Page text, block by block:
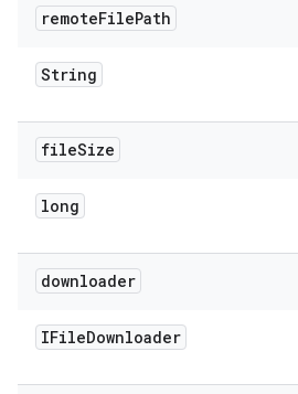
remoteFilePath
String
fileSize
long
downloader
IFileDownloader